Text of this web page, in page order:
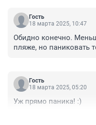
Гость
18 марта 2025, 10:47
Обидно конечно.
пляже, но паниковать
Гость
18 марта 2025, 05:20
Уж прямо паника! :)